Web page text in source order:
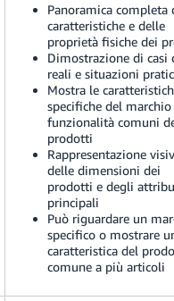
Panoramica completa
caratteristiche e delle
proprietà fisiche dei
Dimostrazione di casi
reali e situazioni
Mostra le
specifiche del
funzionalità comuni
prodotti
Rappresentazione
delle dimensioni dei
prodotti e degli
principali
Può riguardare un
specifico o mostrare
caratteristica del
comune a più articoli